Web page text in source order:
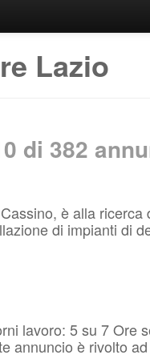
Lazio
di 382
è alla
di impianti di
lavoro: 5 su 7 Ore
annuncio è rivolto